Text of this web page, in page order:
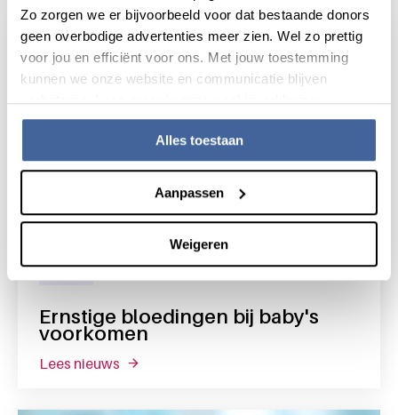
Zo zorgen we er bijvoorbeeld voor dat bestaande donors
geen overbodige advertenties meer zien. Wel zo prettig
voor jou en efficiënt voor ons. Met jouw toestemming
kunnen we onze website en communicatie blijven
verbeteren. Lees meer in onze cookieverklaring.
Alles toestaan
Aanpassen
Weigeren
Ernstige bloedingen bij baby's
voorkomen
lees nieuws over ernstige bloedingen bij baby's